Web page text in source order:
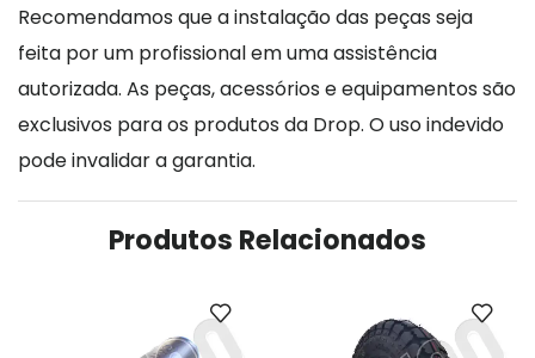
Recomendamos que a instalação das peças seja
feita por um profissional em uma assistência
autorizada. As peças, acessórios e equipamentos são
exclusivos para os produtos da Drop. O uso indevido
pode invalidar a garantia.
Produtos Relacionados